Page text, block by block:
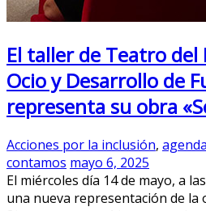
El taller de Teatro del
Ocio y Desarrollo de
representa su obra
Acciones por la inclusión, agenda
contamos mayo 6, 2025
El miércoles día 14 de mayo, a
una nueva representación de la